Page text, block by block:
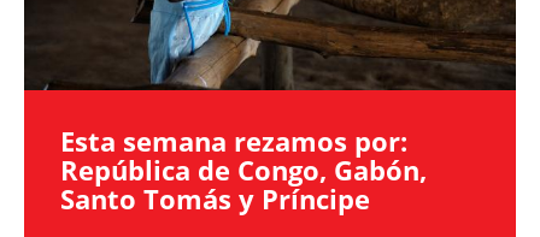
Esta semana rezamos por:
República de Congo, Gabón,
Santo Tomás y Príncipe